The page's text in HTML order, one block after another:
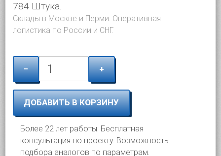
784 Штука.
Склады в Москве и Перми. Оперативная
логистика по России и СНГ.
− +
ДОБАВИТЬ В КОРЗИНУ
Более 22 лет работы. Бесплатная
консультация по проекту. Возможность
подбора аналогов по параметрам.